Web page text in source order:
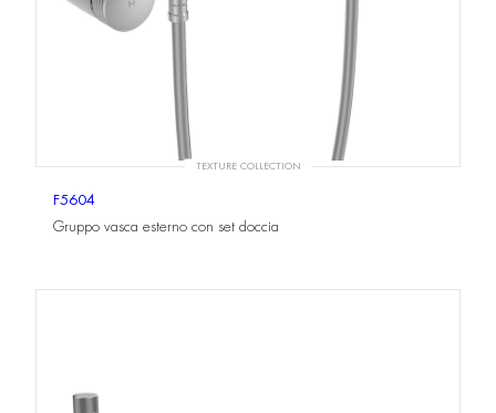
TEXTURE COLLECTION
F5604
Gruppo vasca esterno con set doccia